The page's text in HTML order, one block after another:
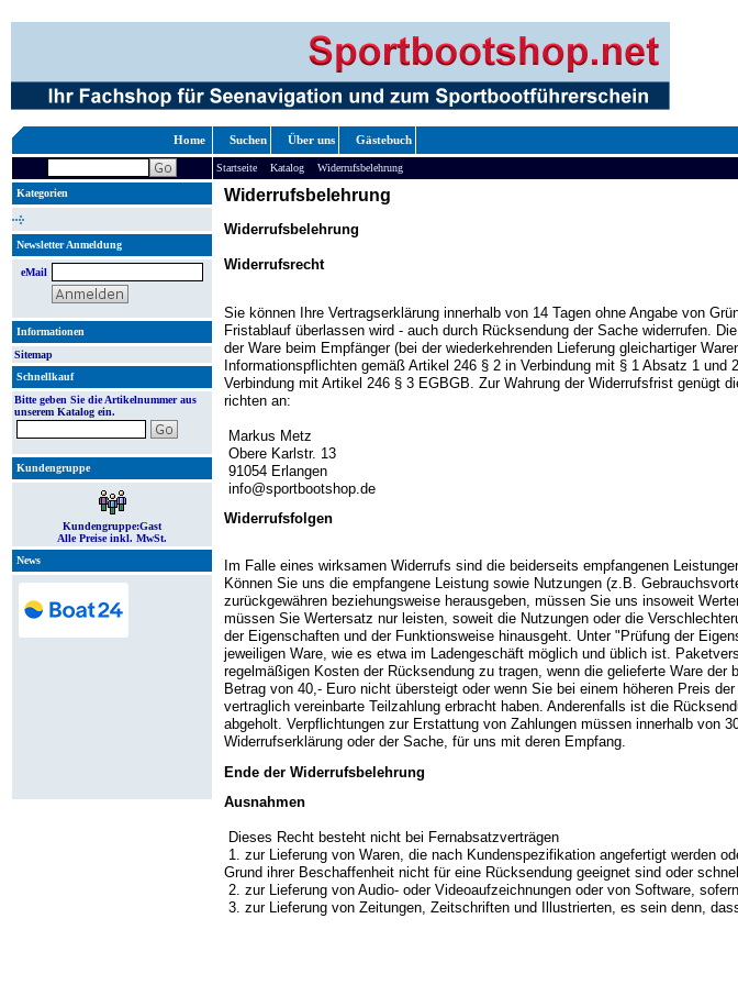
Home Suchen Über uns Gästebuch
Startseite » Katalog » Widerrufsbelehrung
Kategorien
Newsletter Anmeldung
eMail
Informationen
Sitemap
Schnellkauf
Bitte geben Sie die Artikelnummer aus
unserem Katalog ein.
Kundengruppe
Kundengruppe:Gast
Alle Preise inkl. MwSt.
News
Widerrufsbelehrung
Widerrufsbelehrung
Widerrufsrecht
Sie können Ihre Vertragserklärung innerhalb von 14 Tagen ohne Angabe von
Fristablauf überlassen wird - auch durch Rücksendung der Sache widerrufen.
der Ware beim Empfänger (bei der wiederkehrenden Lieferung gleichartiger
Informationspflichten gemäß Artikel 246 § 2 in Verbindung mit § 1 Absatz 1
Verbindung mit Artikel 246 § 3 EGBGB. Zur Wahrung der Widerrufsfrist genügt
richten an:
Markus Metz
Obere Karlstr. 13
91054 Erlangen
info@sportbootshop.de
Widerrufsfolgen
Im Falle eines wirksamen Widerrufs sind die beiderseits empfangenen
Können Sie uns die empfangene Leistung sowie Nutzungen (z.B.
zurückgewähren beziehungsweise herausgeben, müssen Sie uns insoweit
müssen Sie Wertersatz nur leisten, soweit die Nutzungen oder die
der Eigenschaften und der Funktionsweise hinausgeht. Unter "Prüfung der
jeweiligen Ware, wie es etwa im Ladengeschäft möglich und üblich ist.
regelmäßigen Kosten der Rücksendung zu tragen, wenn die gelieferte Ware
Betrag von 40,- Euro nicht übersteigt oder wenn Sie bei einem höheren Preis
vertraglich vereinbarte Teilzahlung erbracht haben. Anderenfalls ist die
abgeholt. Verpflichtungen zur Erstattung von Zahlungen müssen innerhalb von
Widerrufserklärung oder der Sache, für uns mit deren Empfang.
Ende der Widerrufsbelehrung
Ausnahmen
Dieses Recht besteht nicht bei Fernabsatzverträgen
1. zur Lieferung von Waren, die nach Kundenspezifikation angefertigt werden
Grund ihrer Beschaffenheit nicht für eine Rücksendung geeignet sind oder
2. zur Lieferung von Audio- oder Videoaufzeichnungen oder von Software,
3. zur Lieferung von Zeitungen, Zeitschriften und Illustrierten, es sein denn,